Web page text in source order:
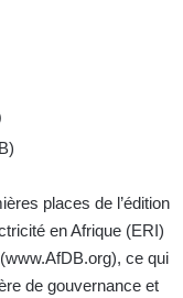
places de l’édition
en Afrique (ERI)
www.AfDB.org), ce qui
de gouvernance et